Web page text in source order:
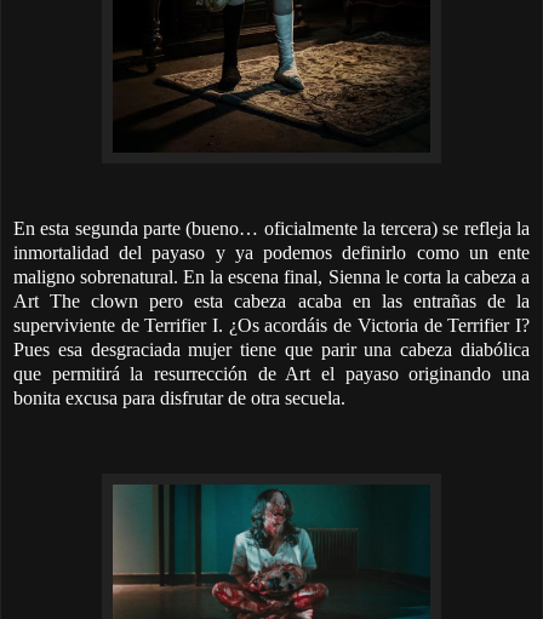
En esta segunda parte (bueno… oficialmente la tercera) se refleja la
inmortalidad del payaso y ya podemos definirlo como un ente
maligno sobrenatural. En la escena final, Sienna le corta la cabeza a
Art The clown pero esta cabeza acaba en las entrañas de la
superviviente de Terrifier I. ¿Os acordáis de Victoria de Terrifier I?
Pues esa desgraciada mujer tiene que parir una cabeza diabólica
que permitirá la resurrección de Art el payaso originando una
bonita excusa para disfrutar de otra secuela.